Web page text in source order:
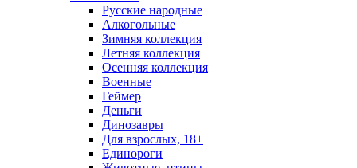
Русские народные
Алкогольные
Зимняя коллекция
Летняя коллекция
Осенняя коллекция
Военные
Геймер
Деньги
Динозавры
Для взрослых, 18+
Единороги